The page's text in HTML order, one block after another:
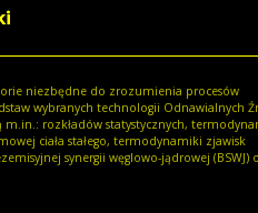
niezbędne do zrozumienia procesów
wybranych technologii Odnawialnych
rozkładów statystycznych,
ciała stałego, termodynamiki zjawisk
synergii węglowo-jądrowej (BSWJ)